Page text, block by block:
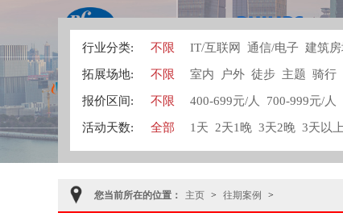
行业分类: 不限 IT/互联网 通信/电子 建筑
拓展场地: 不限 室内 户外 徒步 主题 骑行
报价区间: 不限 400-699元/人 700-999元/人
活动天数: 全部 1天 2天1晚 3天2晚 3天以上
您当前所在的位置： 主页 > 往期案例 >